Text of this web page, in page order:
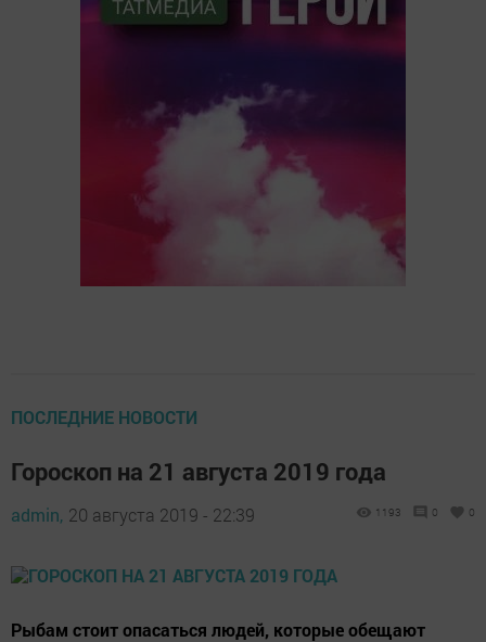
ПОСЛЕДНИЕ НОВОСТИ
Гороскоп на 21 августа 2019 года
admin, 20 августа 2019 - 22:39 1193 0 0
Рыбам стоит опасаться людей, которые обещают